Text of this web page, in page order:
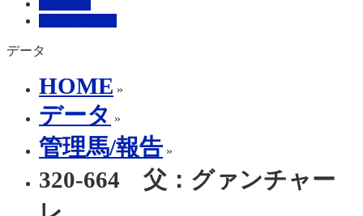
データ
HOME »
データ »
管理馬/報告 »
320-664 父：グァンチャー